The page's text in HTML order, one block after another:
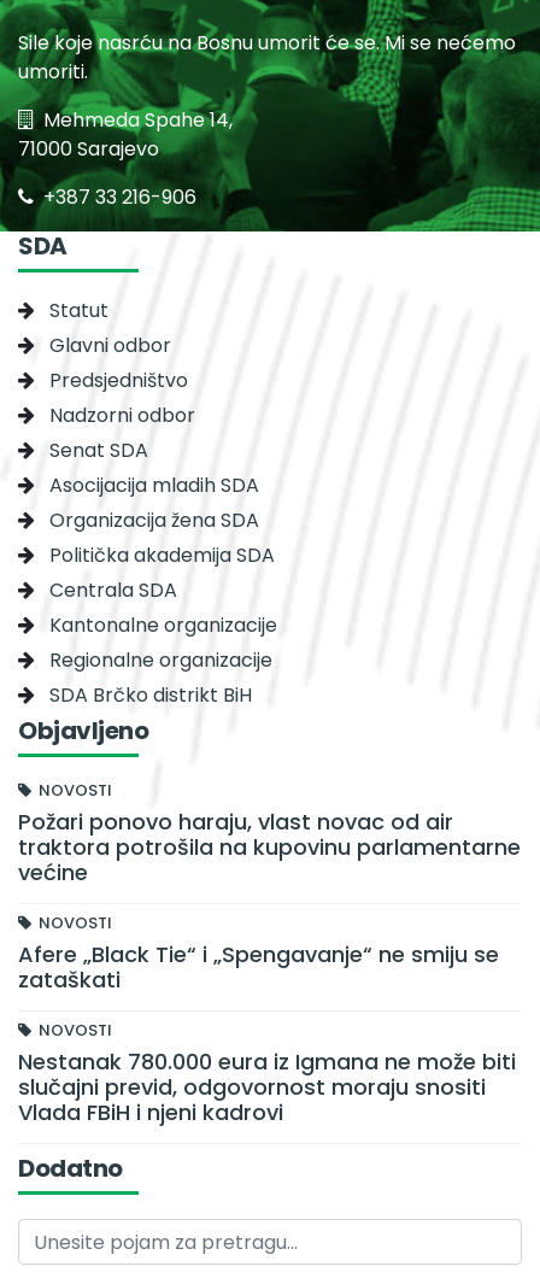
Sile koje nasrću na Bosnu umorit će se. Mi se nećemo
umoriti.
Mehmeda Spahe 14,
71000 Sarajevo
+387 33 216-906
SDA
Statut
Glavni odbor
Predsjedništvo
Nadzorni odbor
Senat SDA
Asocijacija mladih SDA
Organizacija žena SDA
Politička akademija SDA
Centrala SDA
Kantonalne organizacije
Regionalne organizacije
SDA Brčko distrikt BiH
Objavljeno
NOVOSTI
Požari ponovo haraju, vlast novac od air
traktora potrošila na kupovinu parlamentarne
većine
NOVOSTI
Afere „Black Tie“ i „Spengavanje“ ne smiju se
zataškati
NOVOSTI
Nestanak 780.000 eura iz Igmana ne može biti
slučajni previd, odgovornost moraju snositi
Vlada FBiH i njeni kadrovi
Dodatno